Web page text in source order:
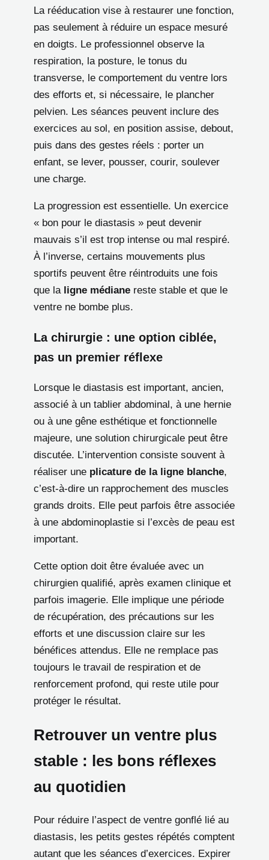
La rééducation vise à restaurer une fonction,
pas seulement à réduire un espace mesuré
en doigts. Le professionnel observe la
respiration, la posture, le tonus du
transverse, le comportement du ventre lors
des efforts et, si nécessaire, le plancher
pelvien. Les séances peuvent inclure des
exercices au sol, en position assise, debout,
puis dans des gestes réels : porter un
enfant, se lever, pousser, courir, soulever
une charge.
La progression est essentielle. Un exercice
« bon pour le diastasis » peut devenir
mauvais s’il est trop intense ou mal respiré.
À l’inverse, certains mouvements plus
sportifs peuvent être réintroduits une fois
que la ligne médiane reste stable et que le
ventre ne bombe plus.
La chirurgie : une option ciblée,
pas un premier réflexe
Lorsque le diastasis est important, ancien,
associé à un tablier abdominal, à une hernie
ou à une gêne esthétique et fonctionnelle
majeure, une solution chirurgicale peut être
discutée. L’intervention consiste souvent à
réaliser une plicature de la ligne blanche,
c’est-à-dire un rapprochement des muscles
grands droits. Elle peut parfois être associée
à une abdominoplastie si l’excès de peau est
important.
Cette option doit être évaluée avec un
chirurgien qualifié, après examen clinique et
parfois imagerie. Elle implique une période
de récupération, des précautions sur les
efforts et une discussion claire sur les
bénéfices attendus. Elle ne remplace pas
toujours le travail de respiration et de
renforcement profond, qui reste utile pour
protéger le résultat.
Retrouver un ventre plus
stable : les bons réflexes
au quotidien
Pour réduire l’aspect de ventre gonflé lié au
diastasis, les petits gestes répétés comptent
autant que les séances d’exercices. Expirer